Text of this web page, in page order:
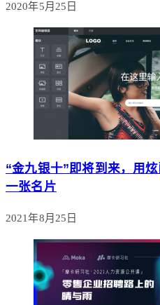
2020年5月25日
“金九银十”即将到来，用
一张名片
2021年8月25日